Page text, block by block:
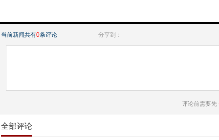
当前新闻共有0条评论 分享到：
评论前需要先
全部评论